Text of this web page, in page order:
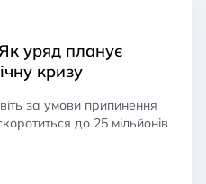
уряд планує
кризу
за умови припинення
до 25 мільйонів